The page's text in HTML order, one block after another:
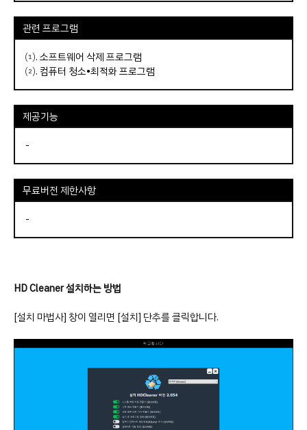
관련 프로그램
⑴.소프트웨어 삭제 프로그램
⑵. 컴퓨터 청소•최적화 프로그램
제공기능
-
무료버전 제한사항
-
HD Cleaner 설치하는 방법
[설치 마법사] 창이 열리면 [설치] 단추를 클릭합니다.